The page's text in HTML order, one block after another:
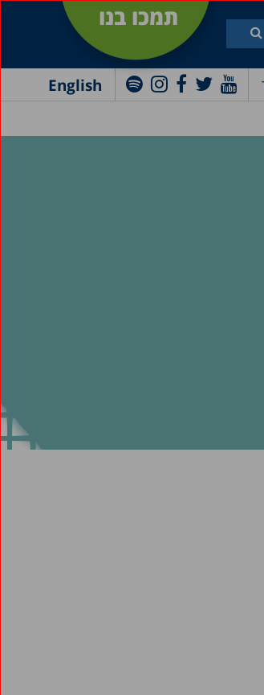
תמכו בנו
English